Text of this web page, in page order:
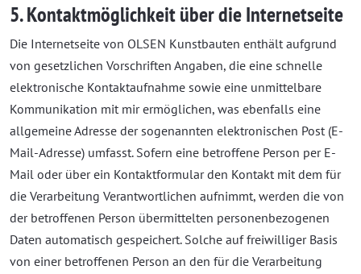
5. Kontaktmöglichkeit über die Internetseite
Die Internetseite von OLSEN Kunstbauten enthält aufgrund
von gesetzlichen Vorschriften Angaben, die eine schnelle
elektronische Kontaktaufnahme sowie eine unmittelbare
Kommunikation mit mir ermöglichen, was ebenfalls eine
allgemeine Adresse der sogenannten elektronischen Post (E-
Mail-Adresse) umfasst. Sofern eine betroffene Person per E-
Mail oder über ein Kontaktformular den Kontakt mit dem für
die Verarbeitung Verantwortlichen aufnimmt, werden die von
der betroffenen Person übermittelten personenbezogenen
Daten automatisch gespeichert. Solche auf freiwilliger Basis
von einer betroffenen Person an den für die Verarbeitung